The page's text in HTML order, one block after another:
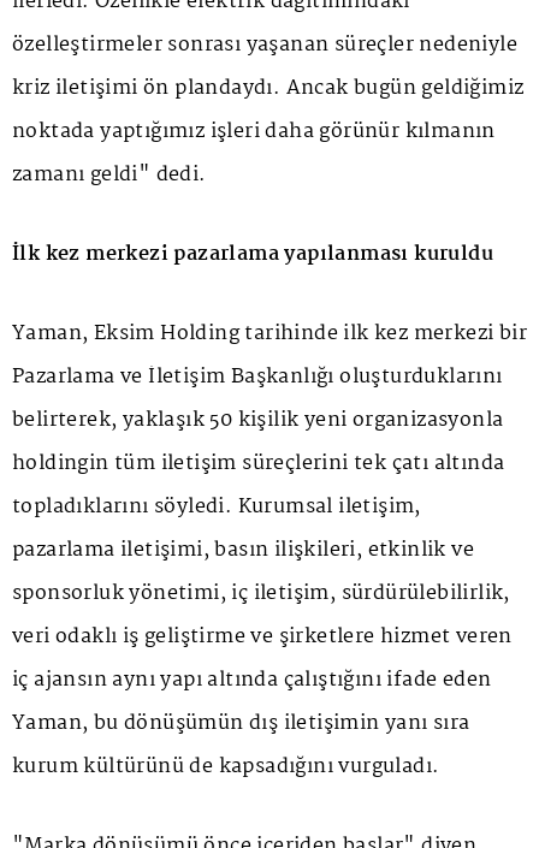
özelleştirmeler sonrası yaşanan süreçler nedeniyle
kriz iletişimi ön plandaydı. Ancak bugün geldiğimiz
noktada yaptığımız işleri daha görünür kılmanın
zamanı geldi" dedi.
İlk kez merkezi pazarlama yapılanması kuruldu
Yaman, Eksim Holding tarihinde ilk kez merkezi bir
Pazarlama ve İletişim Başkanlığı oluşturduklarını
belirterek, yaklaşık 50 kişilik yeni organizasyonla
holdingin tüm iletişim süreçlerini tek çatı altında
topladıklarını söyledi. Kurumsal iletişim,
pazarlama iletişimi, basın ilişkileri, etkinlik ve
sponsorluk yönetimi, iç iletişim, sürdürülebilirlik,
veri odaklı iş geliştirme ve şirketlere hizmet veren
iç ajansın aynı yapı altında çalıştığını ifade eden
Yaman, bu dönüşümün dış iletişimin yanı sıra
kurum kültürünü de kapsadığını vurguladı.